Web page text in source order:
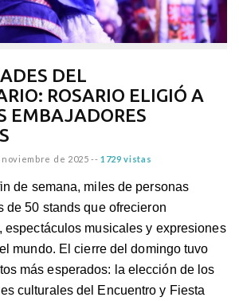
DEL
ROSARIO ELIGIÓ A
EMBAJADORES
de 2025 -- 1729 vistas
de semana, miles de personas
de 50 stands que ofrecieron
espectáculos musicales y expresiones
mundo. El cierre del domingo tuvo
más esperados: la elección de los
culturales del Encuentro y Fiesta